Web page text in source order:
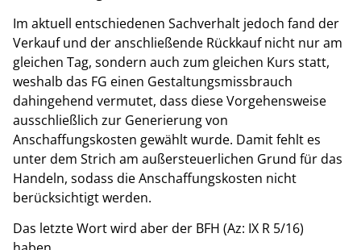
Im aktuell entschiedenen Sachverhalt jedoch fand der
Verkauf und der anschließende Rückkauf nicht nur am
gleichen Tag, sondern auch zum gleichen Kurs statt,
weshalb das FG einen Gestaltungsmissbrauch
dahingehend vermutet, dass diese Vorgehensweise
ausschließlich zur Generierung von
Anschaffungskosten gewählt wurde. Damit fehlt es
unter dem Strich am außersteuerlichen Grund für das
Handeln, sodass die Anschaffungskosten nicht
berücksichtigt werden.
Das letzte Wort wird aber der BFH (Az: IX R 5/16)